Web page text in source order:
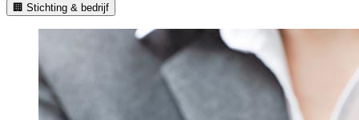
🏢 Stichting & bedrijf